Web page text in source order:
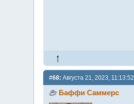
#68: Августа 21, 2023, 11:13:52
Баффи Саммерс